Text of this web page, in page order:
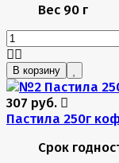
Вес 90 г
В корзину
307 руб.
Пастила 250г
Срок